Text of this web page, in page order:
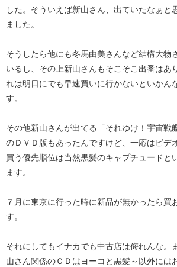
した。そういえば新山さん、出ていたなぁと
ました。
そうしたら他にも冬馬由美さんなど結構大物
いるし、その上新山さんもそこそこ出番はあ
れは明日にでも早速買いに行かないといかん
す。
その他新山さんが出てる「それゆけ！宇宙戦
のＤＶＤ版もあったんですけど、一応はビデ
買う優先順位は当然黒髪のキャプチュードと
ます。
７月に東京に行った時に新品が無かったら買
す。
それにしてもイナカでも中古店は侮れんな。
山さん関係のＣＤはヨーコと黒髪～以外には